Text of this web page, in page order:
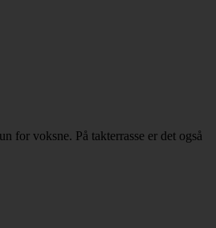
for voksne. På takterrasse er det også